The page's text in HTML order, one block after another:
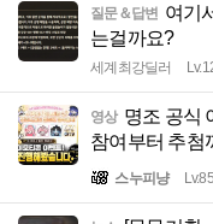
질문＆답변 여기
는걸까요?
세계최강딜러
영상 명조 공식
참여부터 추첨
스누피냥 Lv.85